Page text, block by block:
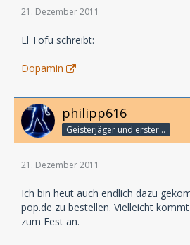
21. Dezember 2011
El Tofu schreibt:
Dopamin
philipp616
Geisterjäger und erster Detektiv
21. Dezember 2011
Ich bin heut auch endlich dazu
pop.de zu bestellen. Vielleicht
zum Fest an.